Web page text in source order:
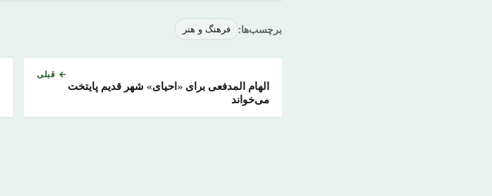
برچسب‌ها: فرهنگ و هنر
← قبلی
الهام المدفعی برای «احیای» شهر قدیم پایتخت
می‌خواند